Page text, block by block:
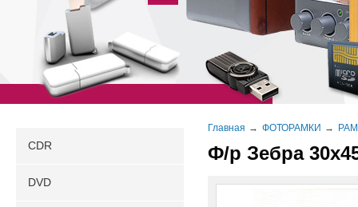
Главная ФОТОРАМКИ
Ф/р Зебра
CDR
DVD